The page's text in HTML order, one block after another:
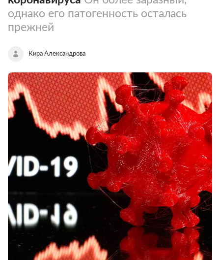
однако его патогенность осталась
прежней
Кира Александрова